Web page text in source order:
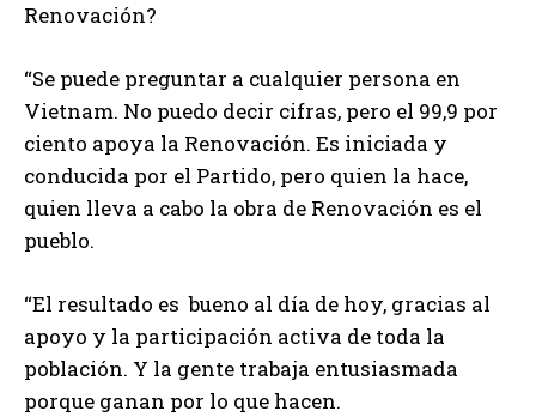
Renovación?
“Se puede preguntar a cualquier persona en
Vietnam. No puedo decir cifras, pero el 99,9 por
ciento apoya la Renovación. Es iniciada y
conducida por el Partido, pero quien la hace,
quien lleva a cabo la obra de Renovación es el
pueblo.
“El resultado es bueno al día de hoy, gracias al
apoyo y la participación activa de toda la
población. Y la gente trabaja entusiasmada
porque ganan por lo que hacen.